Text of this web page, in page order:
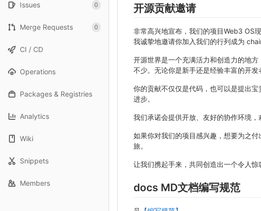
Issues 0
Merge Requests 0
CI / CD
Operations
Packages & Registries
Analytics
Wiki
Snippets
Members
开源贡献邀请
非常高兴地宣布，我们的项目Web3 OS
我诚挚地邀请你加入我们的行列成为
开源世界是一个充满活力和创造力的地
不少。无论你是新手还是经验丰富的开
你的贡献不仅仅是代码，也可以是提出
进步。
我们承诺会提供开放、友好的协作环境
如果你对我们的项目感兴趣，想要为之
旅。
让我们携起手来，共同创造出一个令人惊
docs MD文档编写规范